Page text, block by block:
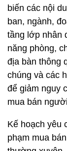
biến các nội
ban, ngành,
tầng lớp nhân
năng phòng,
địa bàn thông
chúng và các
để giảm nguy
mua bán
Kế hoạch yêu
phạm mua